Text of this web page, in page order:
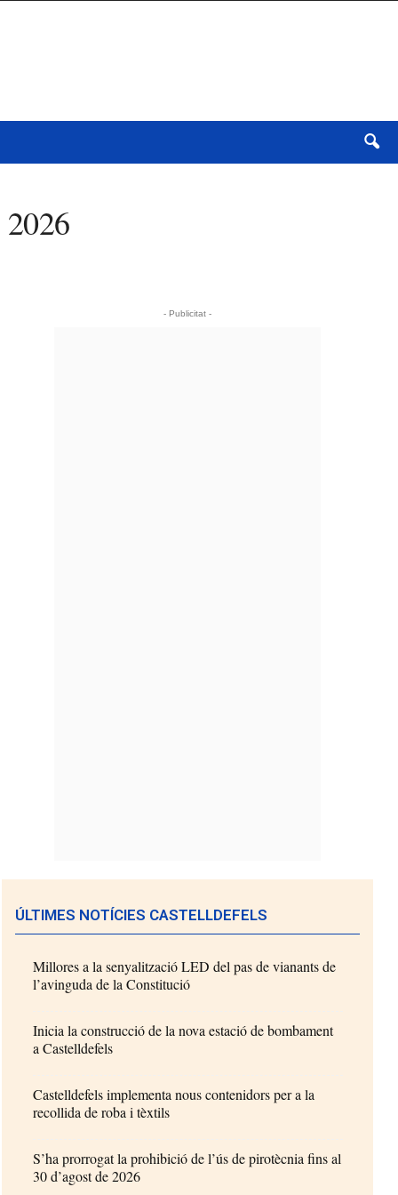
2026
- Publicitat -
ÚLTIMES NOTÍCIES CASTELLDEFELS
Millores a la senyalització LED del pas de vianants de
l’avinguda de la Constitució
Inicia la construcció de la nova estació de bombament
a Castelldefels
Castelldefels implementa nous contenidors per a la
recollida de roba i tèxtils
S’ha prorrogat la prohibició de l’ús de pirotècnia fins al
30 d’agost de 2026